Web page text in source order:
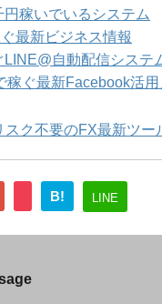
円稼いでいるシステム
最新ビジネス情報
LINE@自動配信システ
稼ぐ最新Facebook活用
スク不要のFX最新ツー
B! LINE